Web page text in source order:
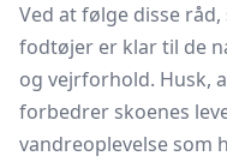
Ved at følge disse
fodtøjer er klar til de
og vejrforhold. Husk,
forbedrer skoenes
vandreoplevelse som